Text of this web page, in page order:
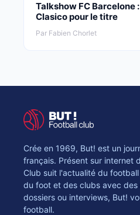
Talkshow FC Barcelone
Clasico pour le titre
Par Fabien Chorlet
Crée en 1969, But! est un
français. Présent sur internet
Club suit l'actualité du
du foot et des clubs avec des
dossiers ou interviews, But!
football.